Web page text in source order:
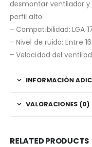
desmontar ventilador
perfil alto.
– Compatibilidad: LGA
– Nivel de ruido: Entre
– Velocidad del
INFORMACIÓN
VALORACIONES (0)
RELATED PRODUCTS